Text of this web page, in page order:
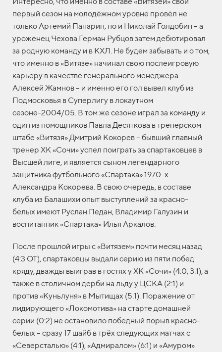
первый сезон на молодёжном уровне провёл не
только Артемий Панарин, но и Николай Голдобин – а
уроженец Чехова Герман Рубцов затем дебютировал
за родную команду и в КХЛ. Не будем забывать и о том,
что именно в «Витязе» начинал свою послеигровую
карьеру в качестве генерального менеджера
Алексей Жамнов – и именно его гол вывел клуб из
Подмосковья в Суперлигу в локаутном
сезоне-2004/05. В том же сезоне играл за команду и
один из помощников Павла Десяткова в тренерском
штабе «Витязя» Дмитрий Кокорев – бывший главный
тренер ХК «Сочи» успел поиграть за спартаковцев в
Высшей лиге, и является сыном легендарного
защитника футбольного «Спартака» 1970-х
Александра Кокорева. В свою очередь, в составе
клуба из Балашихи опыт выступлений за красно-
белых имеют Руслан Педан, Владимир Галузин и
воспитанник «Спартака» Илья Аркалов.
После прошлой игры с «Витязем» почти месяц назад
(4:3 ОТ), спартаковцы выдали серию из пяти побед
кряду, дважды выиграв в гостях у ХК «Сочи» (4:0, 3:1), а
также в столичном дерби на льду у ЦСКА (2:1) и
против «Куньлуня» в Мытищах (5:1). Поражение от
лидирующего «Локомотива» на старте домашней
серии (0:2) не остановило победный порыв красно-
белых – сразу 17 шайб в трёх следующих матчах с
«Северсталью» (4:1), «Адмиралом» (6:1) и «Амуром»